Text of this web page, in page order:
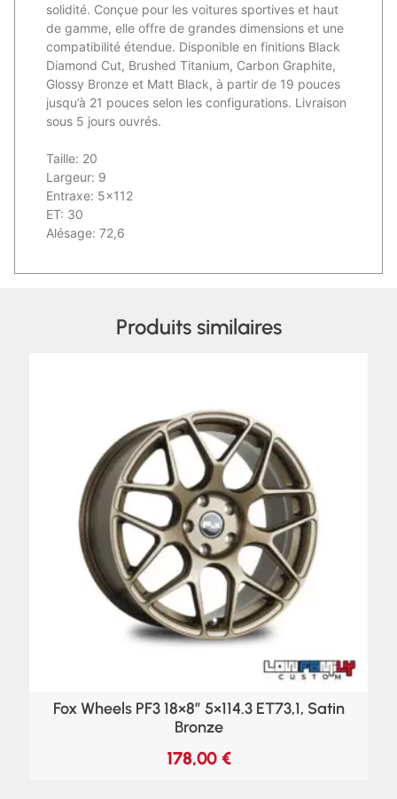
solidité. Conçue pour les voitures sportives et haut
de gamme, elle offre de grandes dimensions et une
compatibilité étendue. Disponible en finitions Black
Diamond Cut, Brushed Titanium, Carbon Graphite,
Glossy Bronze et Matt Black, à partir de 19 pouces
jusqu’à 21 pouces selon les configurations. Livraison
sous 5 jours ouvrés.
Taille: 20
Largeur: 9
Entraxe: 5×112
ET: 30
Alésage: 72,6
Produits similaires
Fox Wheels PF3 18×8″ 5×114.3 ET73,1, Satin
Bronze
178,00 €